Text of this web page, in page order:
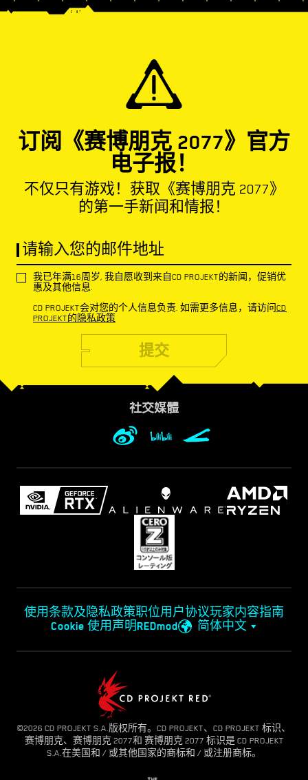
订阅《赛博朋克 2077》官方
电子报！
不仅只有游戏！获取《赛博朋克 2077》
的第一手新闻和情报！
请输入您的邮件地址
我已年满16周岁, 我自愿收到来自CD PROJEKT的新闻，促销优
惠及其他信息.
CD PROJEKT会对您的个人信息负责. 如需更多信息，请访问 CD
PROJEKT的隐私政策
提交
社交媒體
使用条款及隐私政策职位用户协议玩家内容指南
Cookie 使用声明REDmod 简体中文
©2026 CD PROJEKT S.A.版权所有。CD PROJEKT、CD PROJEKT 标识、
赛博朋克、赛博朋克 2077和 赛博朋克 2077 标识是 CD PROJEKT
S.A.在美国和 / 或其他国家的商标和 / 或注册商标。